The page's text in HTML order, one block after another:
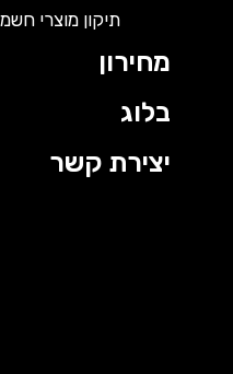
תיקון מוצרי חשמל
מחירון
בלוג
יצירת קשר